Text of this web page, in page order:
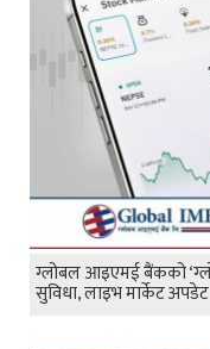
ग्लोबल आइएमई बैंकको
सुविधा, लाइभ मार्केट अपडेट